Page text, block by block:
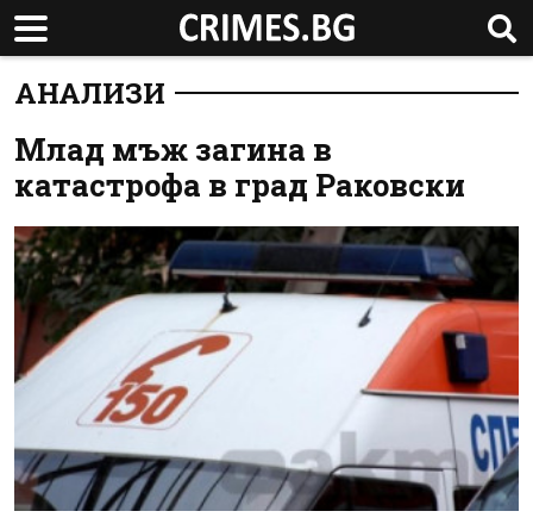
АНАЛИЗИ
Млад мъж загина в
катастрофа в град Раковски